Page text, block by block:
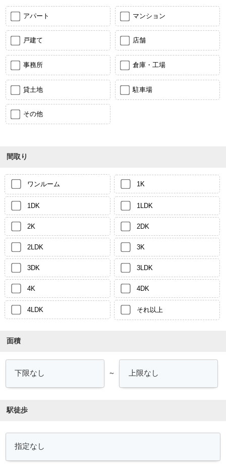
アパート マンション
戸建て 店舗
事務所 倉庫・工場
貸土地 駐車場
その他
間取り
ワンルーム 1K
1DK 1LDK
2K 2DK
2LDK 3K
3DK 3LDK
4K 4DK
4LDK それ以上
面積
～
駅徒歩